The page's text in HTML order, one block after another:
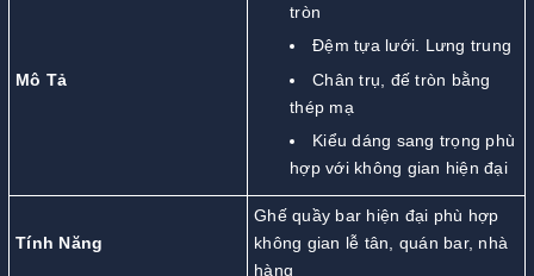
Mô Tả
tròn
Đệm tựa lưới. Lưng trung
Chân trụ, đế tròn bằng
thép mạ
Kiểu dáng sang trọng phù
hợp với không gian hiện đại
Tính Năng
Ghế quầy bar hiện đại phù hợp
không gian lễ tân, quán bar, nhà
hàng